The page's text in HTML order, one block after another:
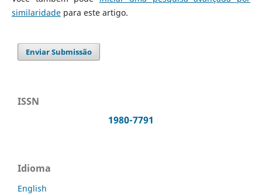
similaridadepara este artigo.
Enviar Submissão
ISSN
1980-7791
Idioma
English